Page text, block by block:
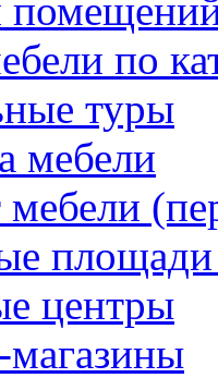
по
туры
мебели
центры